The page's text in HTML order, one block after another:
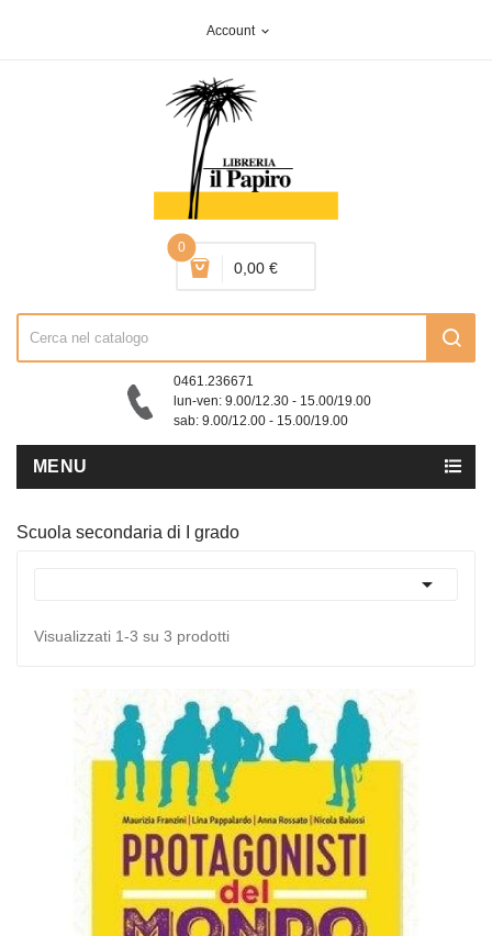
Account expand_more
0
0,00 €
0461.236671
lun-ven: 9.00/12.30 - 15.00/19.00
sab: 9.00/12.00 - 15.00/19.00
MENU
Scuola secondaria di I grado

Visualizzati 1-3 su 3 prodotti